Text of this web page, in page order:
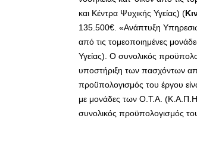
και Κέντρα Ψυχικής Υγείας) (
135.500€. «Ανάπτυξη
από τις τομεοποιημένες
Υγείας). Ο συνολικός
υποστήριξη των πασχόντων
προϋπολογισμός του έργου
με μονάδες των Ο.Τ.Α.
συνολικός προϋπολογισμός